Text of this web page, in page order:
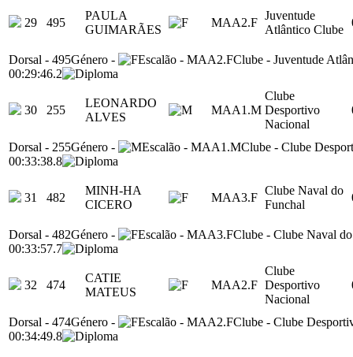
29 495
PAULA
GUIMARÃES
MAA2.F
Juventude
Atlântico Clube
Dorsal - 495Género - Escalão - MAA2.FClube - Juventude
00:29:46.2
30 255
LEONARDO
ALVES
MAA1.M
Clube
Desportivo
Nacional
Dorsal - 255Género - Escalão - MAA1.MClube - Clube
00:33:38.8
31 482
MINH-HA
CICERO
MAA3.F
Clube Naval do
Funchal
Dorsal - 482Género - Escalão - MAA3.FClube - Clube Naval
00:33:57.7
32 474
CATIE
MATEUS
MAA2.F
Clube
Desportivo
Nacional
Dorsal - 474Género - Escalão - MAA2.FClube - Clube
00:34:49.8